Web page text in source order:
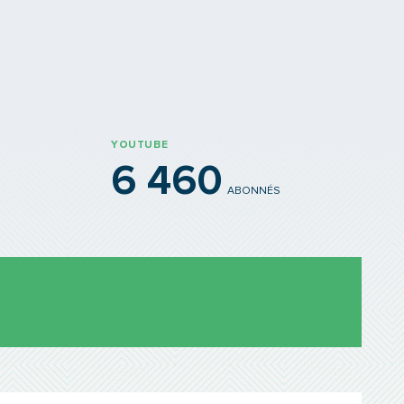
YOUTUBE
6 460 ABONNÉS